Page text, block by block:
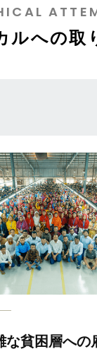
ルへの取
貧困層への